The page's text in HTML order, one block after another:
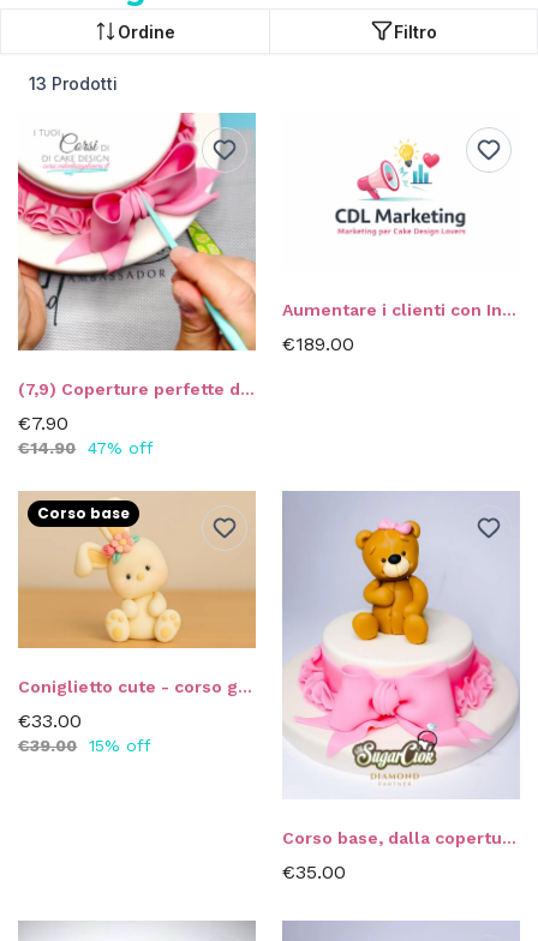
Ordine Filtro
13 Prodotti
(7,9) Coperture perfette di Mr. SugarCiok
€7.90
€14.90 47% off
Aumentare i clienti con Instagram
€189.00
Corso base
Coniglietto cute - corso guidato
€33.00
€39.00 15% off
Corso base, dalla copertura al modelling di Mr Sugar Ciok!
€35.00